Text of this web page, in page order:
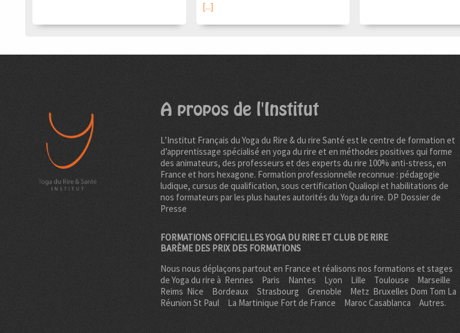
[...]
A propos de l'Institut
L’Institut Français du Yoga du Rire & du rire Santé est le centre de formation et
d’apprentissage spécialisé en yoga du rire et en méthodes positives qui forme
des animateurs, des professeurs et des experts du rire 100% anti-stress, en
France et hors hexagone. Formation professionnelle reconnue : pédagogie
ludique, cursus de qualification, sous certification Qualiopi et habilitations de
nos formateurs par les plus hautes autorités du Yoga du rire. DP Dossier de
Presse
FORMATIONS OFFICIELLES YOGA DU RIRE ET CLUB DE RIRE
BARÈME DES PRIX DES FORMATIONS
Nous nous déplaçons partout en France et réalisons nos formations et stages
de Yoga du rire à Rennes Paris Nantes Lyon Lille Toulouse
Marseille
Reims Nice Bordeaux Strasbourg Grenoble Metz Bruxelles Dom Tom La
Réunion St Paul
La Martinique Fort de France Maroc Casablanca Autres.